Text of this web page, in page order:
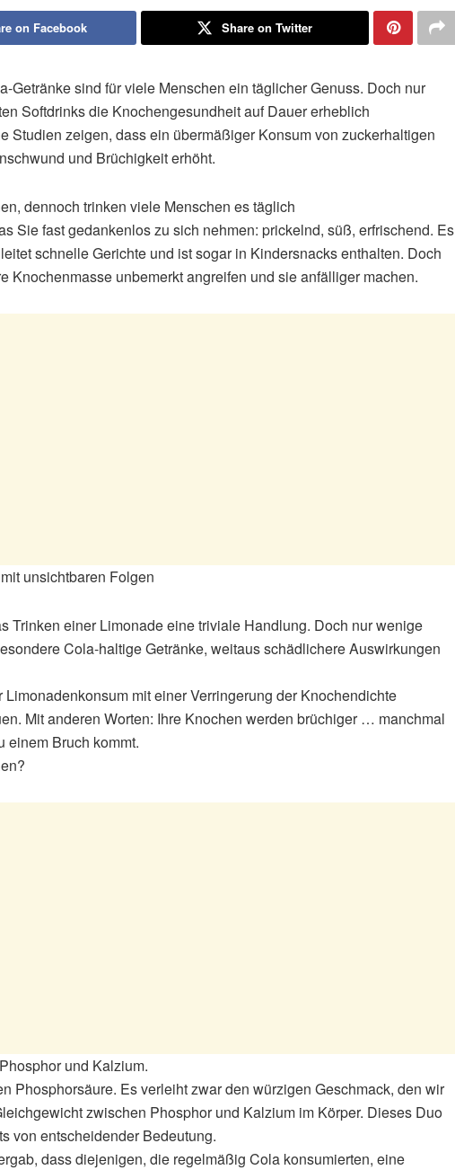
on Facebook Share on Twitter
Getränke sind für viele Menschen ein täglicher Genuss. Doch nur
Softdrinks die Knochengesundheit auf Dauer erheblich
Studien zeigen, dass ein übermäßiger Konsum von zuckerhaltigen
und Brüchigkeit erhöht.
dennoch trinken viele Menschen es täglich
Sie fast gedankenlos zu sich nehmen: prickelnd, süß, erfrischend. Es
schnelle Gerichte und ist sogar in Kindersnacks enthalten. Doch
Knochenmasse unbemerkt angreifen und sie anfälliger machen.
unsichtbaren Folgen
Trinken einer Limonade eine triviale Handlung. Doch nur wenige
Cola-haltige Getränke, weitaus schädlichere Auswirkungen
mit einer Verringerung der Knochendichte
Mit anderen Worten: Ihre Knochen werden brüchiger … manchmal
einem Bruch kommt.
und Kalzium.
Phosphorsäure. Es verleiht zwar den würzigen Geschmack, den wir
zwischen Phosphor und Kalzium im Körper. Dieses Duo
von entscheidender Bedeutung.
dass diejenigen, die regelmäßig Cola konsumierten, eine